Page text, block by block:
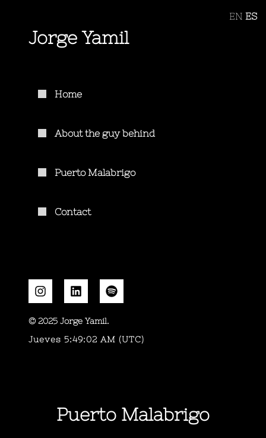
Jorge Yamil
Home
About the guy behind
Puerto Malabrigo
Contact
© 2025 Jorge Yamil.
Jueves 5:49:02 AM (UTC)
Puerto Malabrigo
EN ES